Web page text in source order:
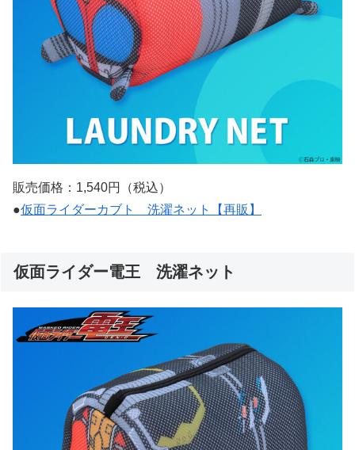
販売価格：1,540円（税込）
●仮面ライダーカブト 洗濯ネット【再販】
仮面ライダー電王 洗濯ネット